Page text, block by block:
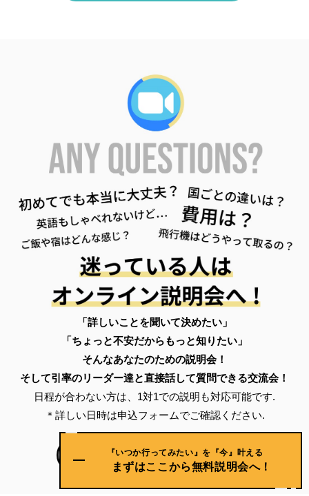
『いつか行ってみたい』を『今』叶える
まずはここから無料説明会へ！
「詳しいことを聞いて決めたい」
「ちょっと不安だからもっと知りたい」
そんなあなたのための説明会！
そして引率のリーダー達と直接話して質問できる交流会！
日程が合わない方は、1対1での説明も対応可能です.
＊詳しい日時は申込フォームでご確認ください.
無料の説明会に申し込む